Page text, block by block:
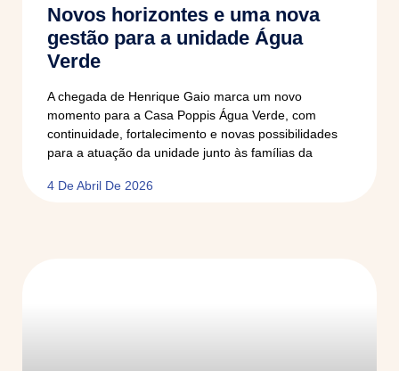
Novos horizontes e uma nova
gestão para a unidade Água
Verde
A chegada de Henrique Gaio marca um novo
momento para a Casa Poppis Água Verde, com
continuidade, fortalecimento e novas possibilidades
para a atuação da unidade junto às famílias da
4 De Abril De 2026